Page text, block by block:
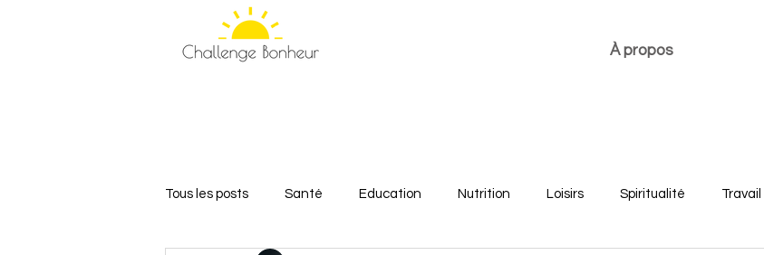
À propos
Tous les posts Santé Education Nutrition Loisirs Spiritualité Travail